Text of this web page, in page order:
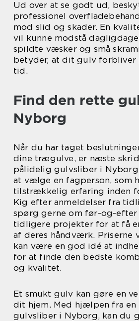
Ud over at se godt ud,
professionel
mod slid og skader. En
vil kunne modstå
spildte væsker og små
betyder, at dit gulv
tid.
Find den rette
Nyborg
Når du har taget
dine trægulve, er næste
pålidelig gulvsliber i
at vælge en fagperson, som
tilstrækkelig erfaring inden
Kig efter anmeldelser fra
spørg gerne om før-og-
tidligere projekter for at få
af deres håndværk. Priserne
kan være en god idé at
for at finde den bedste
og kvalitet.
Et smukt gulv kan gøre en
dit hjem. Med hjælpen fra en
gulvsliber i Nyborg, kan du